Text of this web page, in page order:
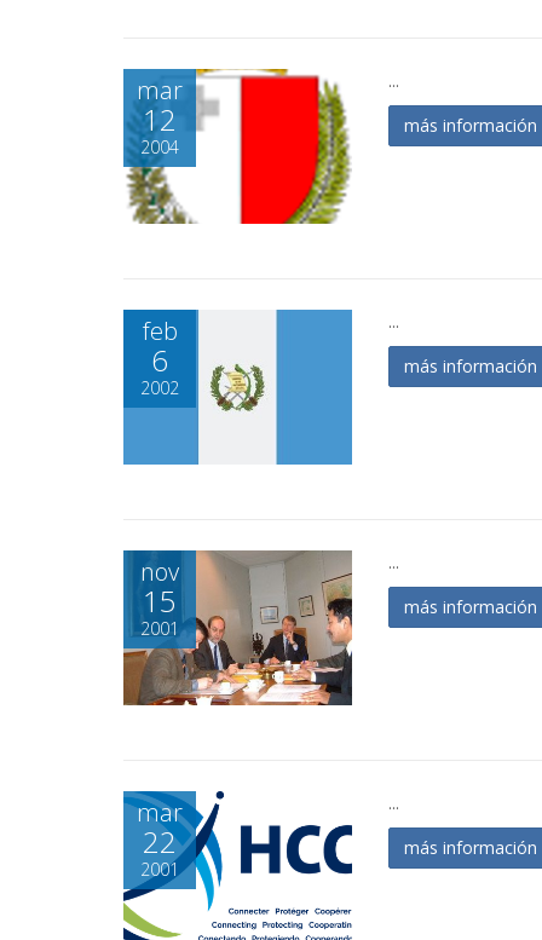
mar
12
2004
...
más información
feb
6
2002
...
más información
nov
15
2001
...
más información
mar
22
2001
...
más información